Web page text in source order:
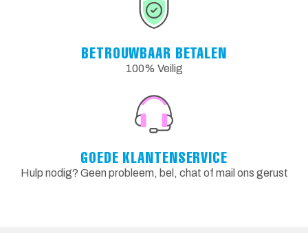
BETROUWBAAR BETALEN
100% Veilig
GOEDE KLANTENSERVICE
Hulp nodig? Geen probleem, bel, chat of mail ons gerust